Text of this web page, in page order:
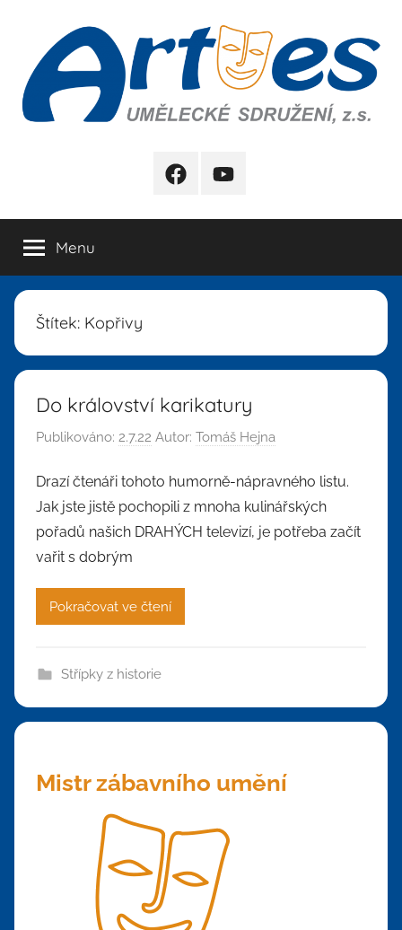
obsahu
FB YB
Menu
Štítek: Kopřivy
Do království karikatury
Publikováno: 2.7.22 Autor: Tomáš Hejna
Drazí čtenáři tohoto humorně-nápravného listu.
Jak jste jistě pochopili z mnoha kulinářských
pořadů našich DRAHÝCH televizí, je potřeba začít
vařit s dobrým
Pokračovat ve čtení
Střípky z historie
Mistr zábavního umění